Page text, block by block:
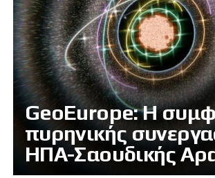
GeoEurope: Η
πυρηνικής
ΗΠΑ-Σαουδικής